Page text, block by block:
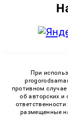
При
противном
об авторских и
размещенные